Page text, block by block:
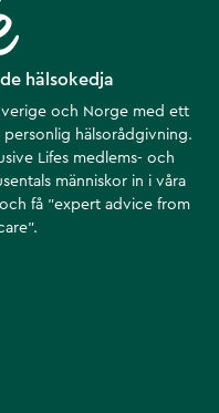
hälsokedja
och Norge med ett
hälsorådgivning.
Lifes medlems- och
människor in i våra
få ”expert advice from